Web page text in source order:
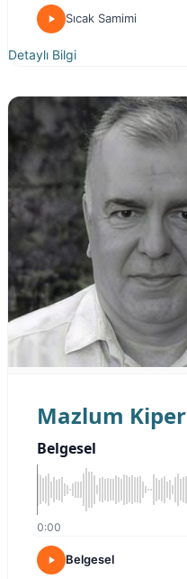
Sıcak Samimi
Detaylı Bilgi
Mazlum Kiper
Belgesel
0:00
Belgesel